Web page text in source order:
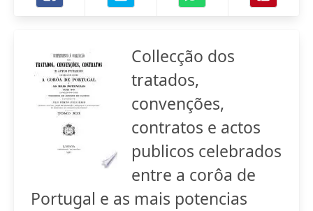
Collecção dos
tratados,
convenções,
contratos e actos
publicos celebrados
entre a corôa de
Portugal e as mais potencias